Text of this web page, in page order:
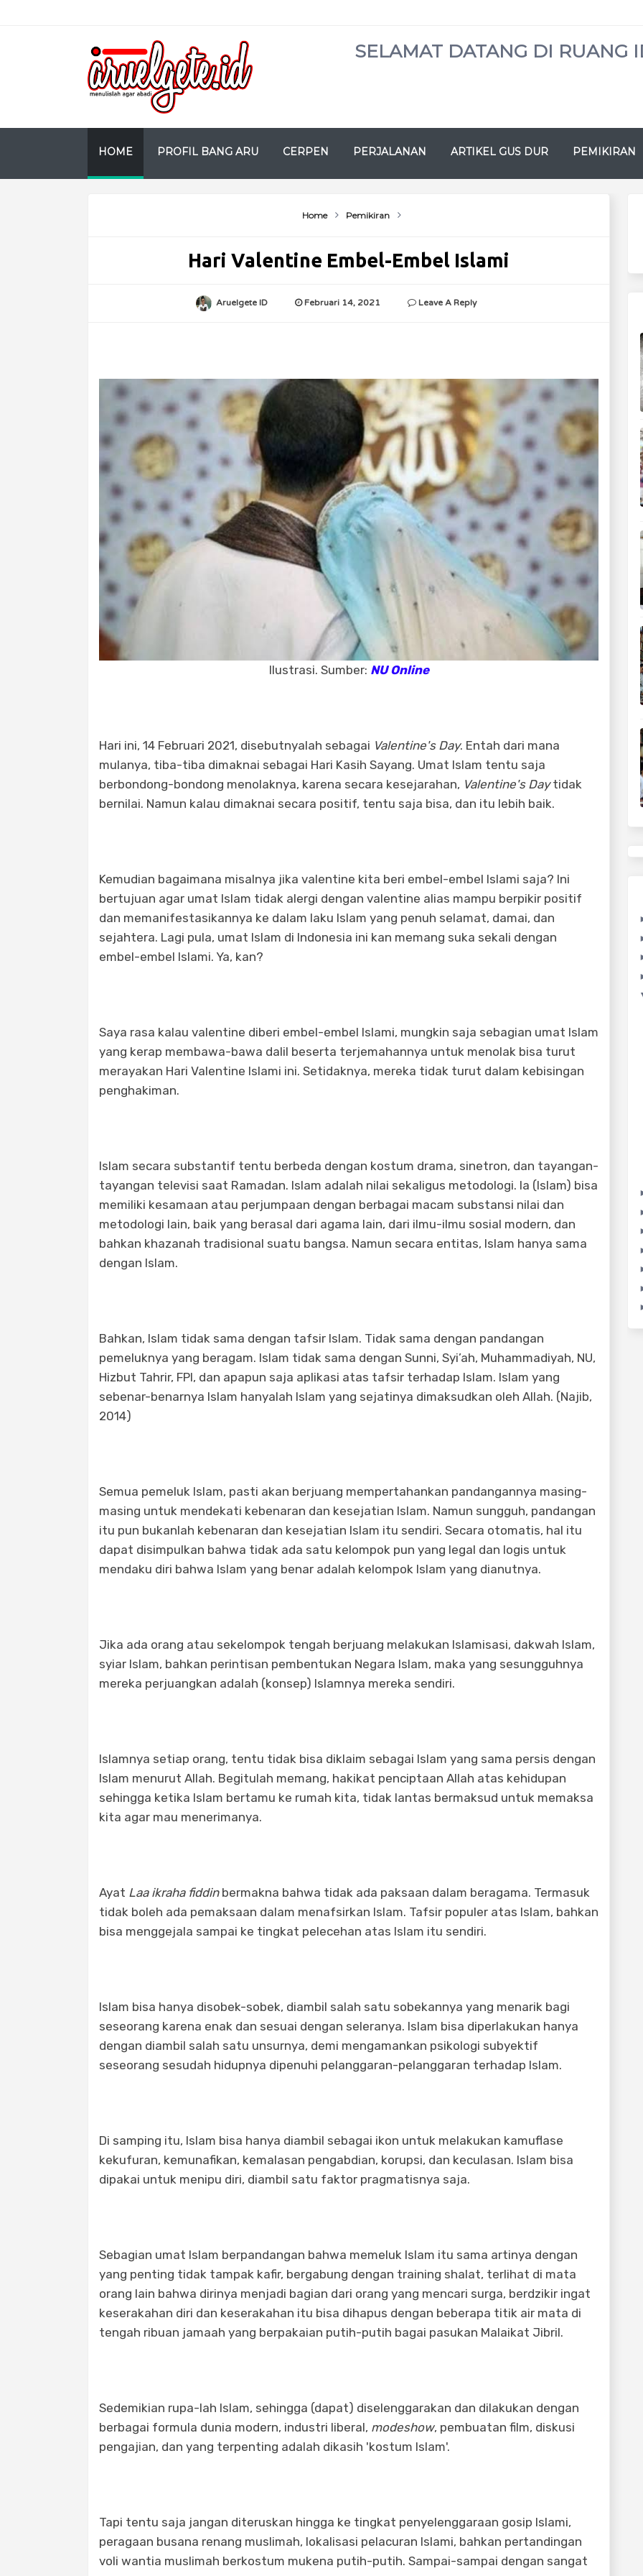
SELAMAT DATANG DI RUANG
HOME PROFIL BANG ARU CERPEN PERJALANAN ARTIKEL GUS DUR PEMIKIRAN
Home Pemikiran
Hari Valentine Embel-Embel Islami
Aruelgete ID Februari 14, 2021 Leave A Reply
Ilustrasi. Sumber: NU Online
Hari ini, 14 Februari 2021, disebutnyalah sebagai Valentine's Day. Entah dari mana
mulanya, tiba-tiba dimaknai sebagai Hari Kasih Sayang. Umat Islam tentu saja
berbondong-bondong menolaknya, karena secara kesejarahan, Valentine's Daytidak
bernilai. Namun kalau dimaknai secara positif, tentu saja bisa, dan itu lebih baik.
Kemudian bagaimana misalnya jika valentine kita beri embel-embel Islami saja? Ini
bertujuan agar umat Islam tidak alergi dengan valentine alias mampu berpikir positif
dan memanifestasikannya ke dalam laku Islam yang penuh selamat, damai, dan
sejahtera. Lagi pula, umat Islam di Indonesia ini kan memang suka sekali dengan
embel-embel Islami. Ya, kan?
Saya rasa kalau valentine diberi embel-embel Islami, mungkin saja sebagian umat Islam
yang kerap membawa-bawa dalil beserta terjemahannya untuk menolak bisa turut
merayakan Hari Valentine Islami ini. Setidaknya, mereka tidak turut dalam kebisingan
penghakiman.
Islam secara substantif tentu berbeda dengan kostum drama, sinetron, dan tayangan-
tayangan televisi saat Ramadan. Islam adalah nilai sekaligus metodologi. Ia (Islam) bisa
memiliki kesamaan atau perjumpaan dengan berbagai macam substansi nilai dan
metodologi lain, baik yang berasal dari agama lain, dari ilmu-ilmu sosial modern, dan
bahkan khazanah tradisional suatu bangsa. Namun secara entitas, Islam hanya sama
dengan Islam.
Bahkan, Islam tidak sama dengan tafsir Islam. Tidak sama dengan pandangan
pemeluknya yang beragam. Islam tidak sama dengan Sunni, Syi’ah, Muhammadiyah, NU,
Hizbut Tahrir, FPI, dan apapun saja aplikasi atas tafsir terhadap Islam. Islam yang
sebenar-benarnya Islam hanyalah Islam yang sejatinya dimaksudkan oleh Allah. (Najib,
2014)
Semua pemeluk Islam, pasti akan berjuang mempertahankan pandangannya masing-
masing untuk mendekati kebenaran dan kesejatian Islam. Namun sungguh, pandangan
itu pun bukanlah kebenaran dan kesejatian Islam itu sendiri. Secara otomatis, hal itu
dapat disimpulkan bahwa tidak ada satu kelompok pun yang legal dan logis untuk
mendaku diri bahwa Islam yang benar adalah kelompok Islam yang dianutnya.
Jika ada orang atau sekelompok tengah berjuang melakukan Islamisasi, dakwah Islam,
syiar Islam, bahkan perintisan pembentukan Negara Islam, maka yang sesungguhnya
mereka perjuangkan adalah (konsep) Islamnya mereka sendiri.
Islamnya setiap orang, tentu tidak bisa diklaim sebagai Islam yang sama persis dengan
Islam menurut Allah. Begitulah memang, hakikat penciptaan Allah atas kehidupan
sehingga ketika Islam bertamu ke rumah kita, tidak lantas bermaksud untuk memaksa
kita agar mau menerimanya.
Ayat Laa ikraha fiddin bermakna bahwa tidak ada paksaan dalam beragama. Termasuk
tidak boleh ada pemaksaan dalam menafsirkan Islam. Tafsir populer atas Islam, bahkan
bisa menggejala sampai ke tingkat pelecehan atas Islam itu sendiri.
Islam bisa hanya disobek-sobek, diambil salah satu sobekannya yang menarik bagi
seseorang karena enak dan sesuai dengan seleranya. Islam bisa diperlakukan hanya
dengan diambil salah satu unsurnya, demi mengamankan psikologi subyektif
seseorang sesudah hidupnya dipenuhi pelanggaran-pelanggaran terhadap Islam.
Di samping itu, Islam bisa hanya diambil sebagai ikon untuk melakukan kamuflase
kekufuran, kemunafikan, kemalasan pengabdian, korupsi, dan keculasan. Islam bisa
dipakai untuk menipu diri, diambil satu faktor pragmatisnya saja.
Sebagian umat Islam berpandangan bahwa memeluk Islam itu sama artinya dengan
yang penting tidak tampak kafir, bergabung dengan training shalat, terlihat di mata
orang lain bahwa dirinya menjadi bagian dari orang yang mencari surga, berdzikir ingat
keserakahan diri dan keserakahan itu bisa dihapus dengan beberapa titik air mata di
tengah ribuan jamaah yang berpakaian putih-putih bagai pasukan Malaikat Jibril.
Sedemikian rupa-lah Islam, sehingga (dapat) diselenggarakan dan dilakukan dengan
berbagai formula dunia modern, industri liberal, modeshow, pembuatan film, diskusi
pengajian, dan yang terpenting adalah dikasih 'kostum Islam'.
Tapi tentu saja jangan diteruskan hingga ke tingkat penyelenggaraan gosip Islami,
peragaan busana renang muslimah, lokalisasi pelacuran Islami, bahkan pertandingan
voli wantia muslimah berkostum mukena putih-putih. Sampai-sampai dengan sangat